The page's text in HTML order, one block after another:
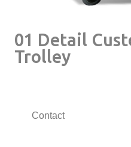
01 Detail
Trolley
Contact